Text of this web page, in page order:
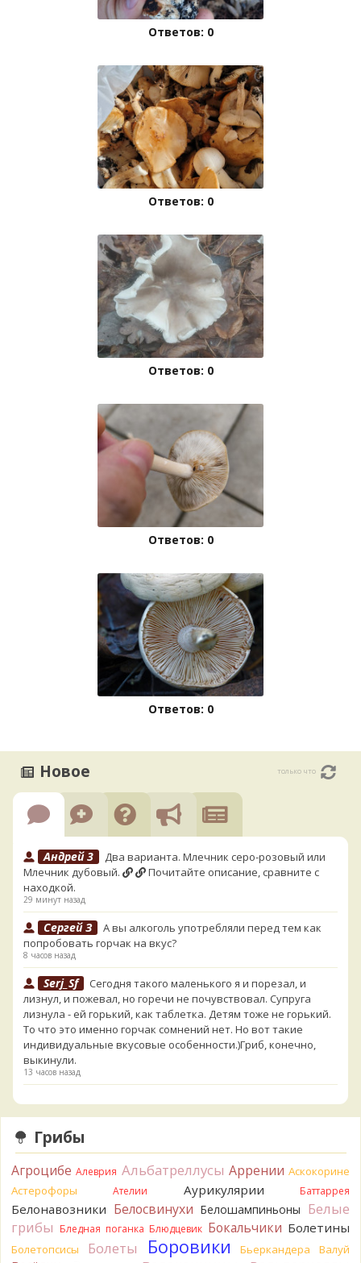
Ответов: 0
Ответов: 0
Ответов: 0
Ответов: 0
Ответов: 0
Новое только что
Андрей 3
Два варианта. Млечник серо-розовый или
Млечник дубовый.
Почитайте описание, сравните с
находкой.
29 минут назад
Сергей З
А вы алкоголь употребляли перед тем как
попробовать горчак на вкус?
8 часов назад
Serj_Sf
Сегодня такого маленького я и порезал, и
лизнул, и пожевал, но горечи не почувствовал. Супруга
лизнула - ей горький, как таблетка. Детям тоже не горький.
То что это именно горчак сомнений нет. Но вот такие
индивидуальные вкусовые особенности.)Гриб, конечно,
выкинули.
13 часов назад
Misha35
14 часов назад
BorisM
Вот как раз зонтика пестрого там
точно нет! P.S. Вячеслав, мы ждём ваших подтверждений
насчёт того, что на разных фото не один и тот же гриб. Они
и по виду разные, а не просто разные экземпляры. Но
хорошо было бы упорядочить это с вашим участием.
Грибы
Агроцибе Алеврия Альбатреллусы Аррении Аскокорине
Астерофоры
Ателии Аурикулярии Баттаррея
Белонавозники Белосвинухи Белошампиньоны Белые
грибы Бледная поганка Блюдцевик Бокальчики Болетины
Болетопсисы Болеты Боровики Бьеркандера Валуй